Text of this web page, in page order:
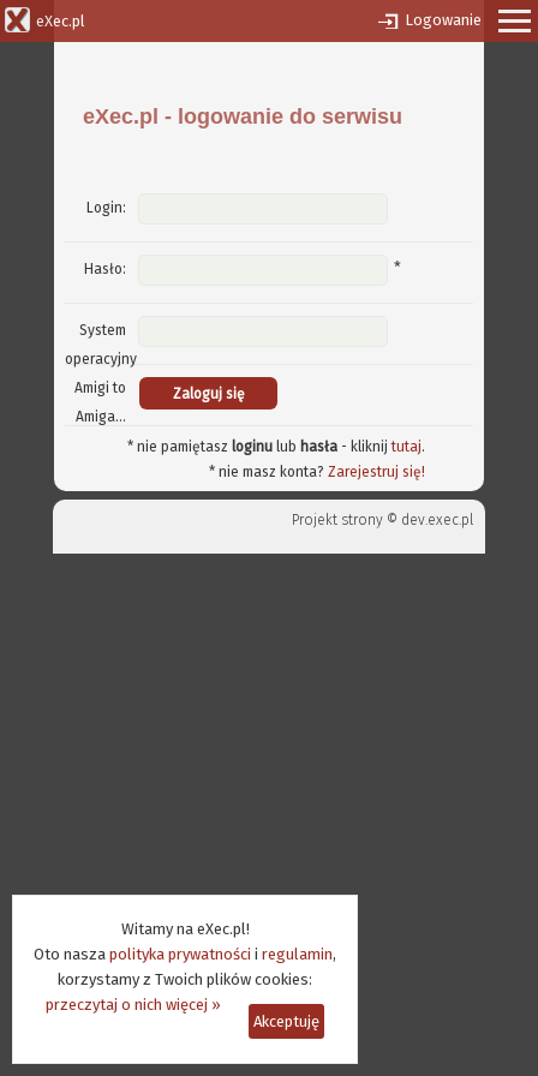
Witamy na eXec.pl!
Oto nasza polityka prywatności i regulamin,
korzystamy z Twoich plików cookies:
przeczytaj o nich więcej »
Akceptuję
eXec.pl Logowanie
eXec.pl - logowanie do serwisu
Login:
Hasło: *
System
operacyjny
Amigi to
Amiga...
* nie pamiętasz loginu lub hasła - kliknijtutaj.
* nie masz konta? Zarejestruj się!
Projekt strony © dev.exec.pl